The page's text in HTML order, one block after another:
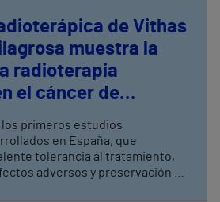
de Vithas
muestra la
radioterapia
el cáncer de
los primeros estudios
en España, que
tolerancia al tratamiento,
adversos y preservación de